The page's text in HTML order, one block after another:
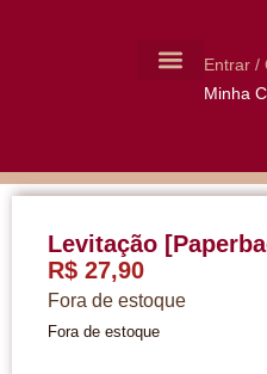
Entrar /
Minha
Levitação
R$ 27,90
Fora de estoque
Fora de estoque